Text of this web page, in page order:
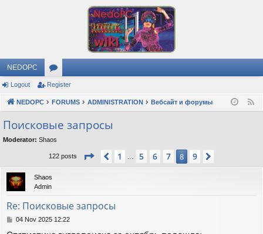
NEDOPC
or
u
s
Logout Register
NEDOPC FORUMS ADMINISTRATION Вебсайт и форумы
Поисковые запросы
Moderator: Shaos
122 posts Page 8 of
Previous
1 5 6 7 8 9
Shaos
Admin
Re: Поисковые запросы
P04 Nov 2025 12:22